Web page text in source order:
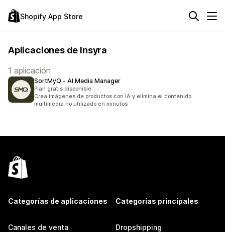
Shopify App Store
Aplicaciones de Insyra
1 aplicación
SortMyQ ‑ AI Media Manager
Plan gratis disponible
Crea imágenes de productos con IA y elimina el contenido
multimedia no utilizado en minutos
Categorías de aplicaciones
Canales de venta
Categorías principales
Dropshipping